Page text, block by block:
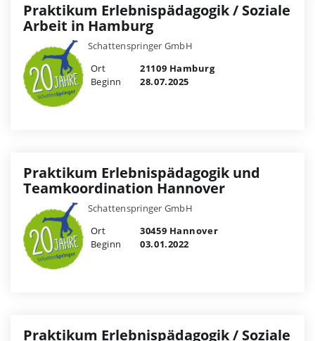
Praktikum Erlebnispädagogik / Soziale
Arbeit in Hamburg
Schattenspringer GmbH
Ort
21109 Hamburg
Beginn
28.07.2025
Praktikum Erlebnispädagogik und
Teamkoordination Hannover
Schattenspringer GmbH
Ort
30459 Hannover
Beginn
03.01.2022
Praktikum Erlebnispädagogik / Soziale